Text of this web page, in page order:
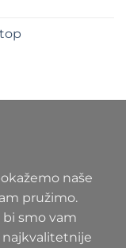
RSD
naše
pružimo.
smo vam
najkvalitetnije